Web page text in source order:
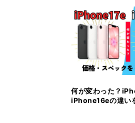
何が変わった？
iPhone16eの違い